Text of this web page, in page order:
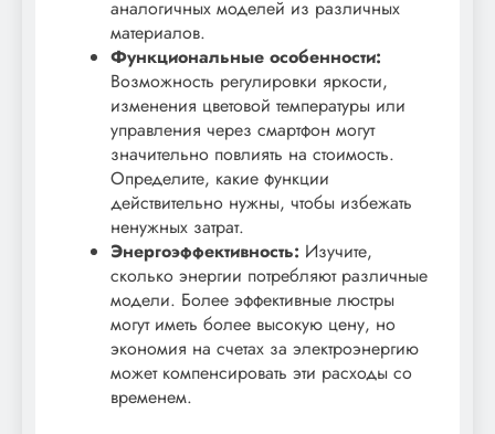
аналогичных моделей из различных
материалов.
Функциональные особенности:
Возможность регулировки яркости,
изменения цветовой температуры или
управления через смартфон могут
значительно повлиять на стоимость.
Определите, какие функции
действительно нужны, чтобы избежать
ненужных затрат.
Энергоэффективность: Изучите,
сколько энергии потребляют различные
модели. Более эффективные люстры
могут иметь более высокую цену, но
экономия на счетах за электроэнергию
может компенсировать эти расходы со
временем.